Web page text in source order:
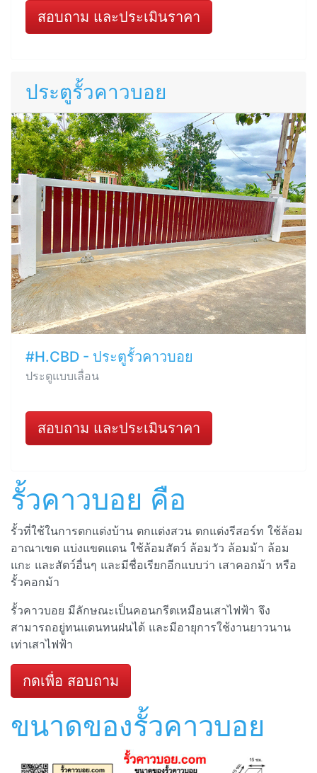
สอบถาม และประเมินราคา
ประตูรั้วคาวบอย
#H.CBD - ประตูรั้วคาวบอย
ประตูแบบเลื่อน
สอบถาม และประเมินราคา
รั้วคาวบอย คือ
รั้วที่ใช้ในการตกแต่งบ้าน ตกแต่งสวน ตกแต่งรีสอร์ท ใช้ล้อม
อาณาเขต แบ่งแขตแดน ใช้ล้อมสัตว์ ล้อมวัว ล้อมม้า ล้อม
แกะ และสัตว์อื่นๆ และมีชื่อเรียกอีกแบบว่า เสาคอกม้า หรือ
รั้วคอกม้า
รั้วคาวบอย มีลักษณะเป็นคอนกรีตเหมือนเสาไฟฟ้า จึง
สามารถอยู่ทนแดนทนฝนได้ และมีอายุการใช้งานยาวนาน
เท่าเสาไฟฟ้า
กดเพื่อ สอบถาม
ขนาดของรั้วคาวบอย